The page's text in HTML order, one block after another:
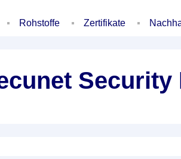
Rohstoffe Zertifikate
Security